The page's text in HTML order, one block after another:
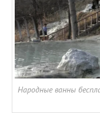
Народные ванны